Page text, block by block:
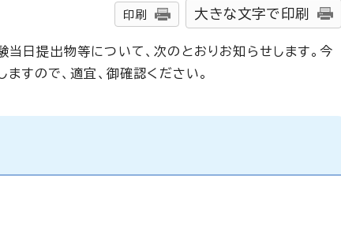
印刷 大きな文字で印刷
日提出物等について、次のとおりお知らせします。今
すので、適宜、御確認ください。